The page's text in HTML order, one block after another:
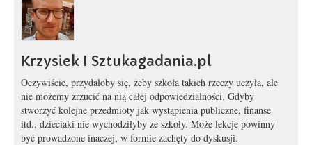
Krzysiek I Sztukagadania.pl
Oczywiście, przydałoby się, żeby szkoła takich rzeczy uczyła, ale
nie możemy zrzucić na nią całej odpowiedzialności. Gdyby
stworzyć kolejne przedmioty jak wystąpienia publiczne, finanse
itd., dzieciaki nie wychodziłyby ze szkoły. Może lekcje powinny
być prowadzone inaczej, w formie zachęty do dyskusji.